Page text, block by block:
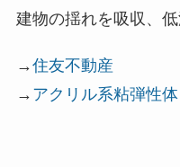
建物の揺れを吸収、低
→住友不動産
→ アクリル系粘弾性体